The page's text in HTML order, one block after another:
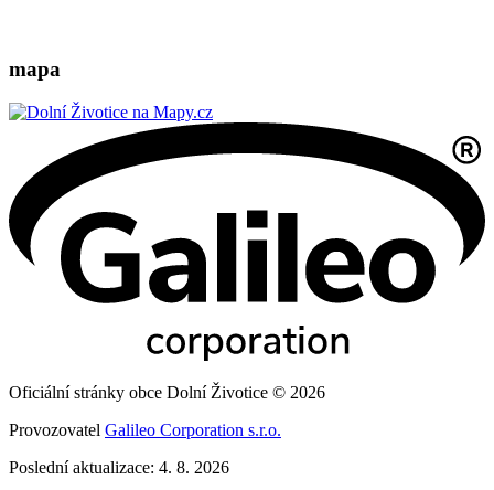
mapa
Oficiální stránky obce Dolní Životice © 2026
Provozovatel Galileo Corporation s.r.o.
Poslední aktualizace: 4. 8. 2026